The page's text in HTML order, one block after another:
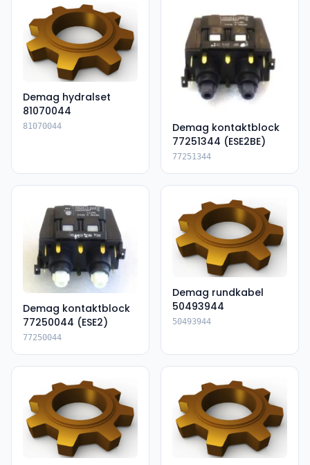
Demag hydralset
81070044
81070044
Demag kontaktblock
77251344 (ESE2BE)
77251344
Demag kontaktblock
77250044 (ESE2)
77250044
Demag rundkabel
50493944
50493944